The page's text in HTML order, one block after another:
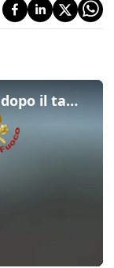
Mortale in A4, auto in fiamme dopo il tampamento: il video